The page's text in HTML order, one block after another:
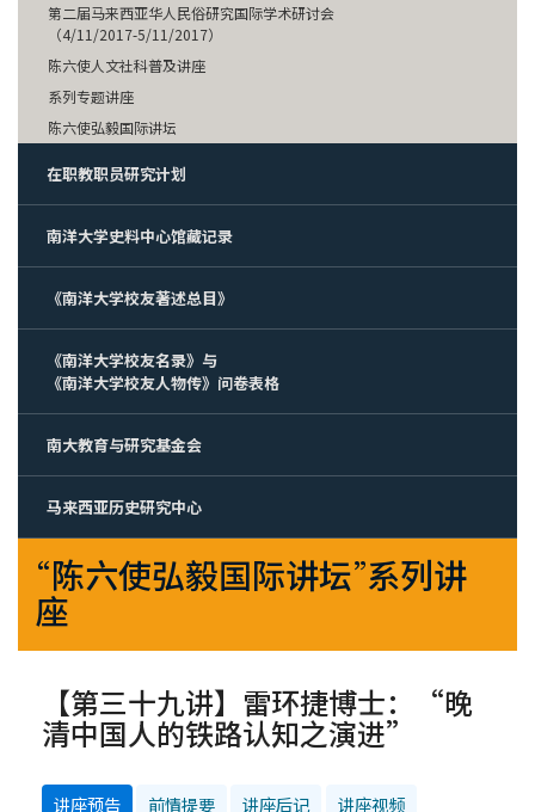
第二届马来西亚华人民俗研究国际学术研讨会
（4/11/2017-5/11/2017）
陈六使人文社科普及讲座
系列专题讲座
陈六使弘毅国际讲坛
在职教职员研究计划
南洋大学史料中心馆藏记录
《南洋大学校友著述总目》
《南洋大学校友名录》与
《南洋大学校友人物传》问卷表格
南大教育与研究基金会
马来西亚历史研究中心
“陈六使弘毅国际讲坛”系列讲
座
【第三十九讲】雷环捷博士：“晚
清中国人的铁路认知之演进”
讲座预告 前情提要 讲座后记 讲座视频